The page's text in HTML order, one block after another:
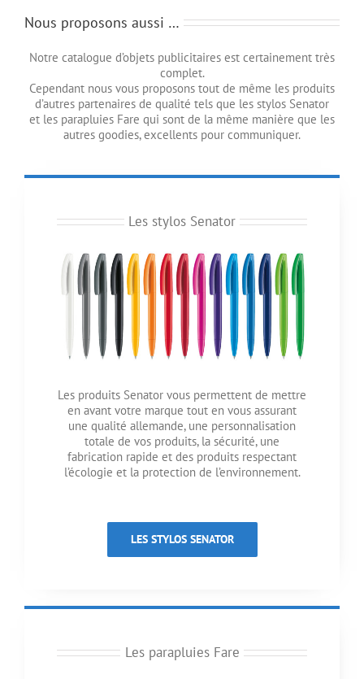
Nous proposons aussi …
Notre catalogue d’objets publicitaires est certainement très
complet.
Cependant nous vous proposons tout de même les produits
d’autres partenaires de qualité tels que les stylos Senator
et les parapluies Fare qui sont de la même manière que les
autres goodies, excellents pour communiquer.
Les stylos Senator
Les produits Senator vous permettent de mettre
en avant votre marque tout en vous assurant
une qualité allemande, une personnalisation
totale de vos produits, la sécurité, une
fabrication rapide et des produits respectant
l’écologie et la protection de l’environnement.
LES STYLOS SENATOR
Les parapluies Fare